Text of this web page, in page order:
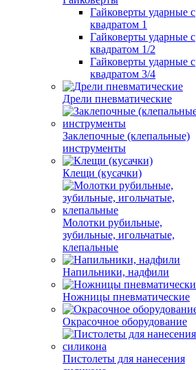
Гайковерты ударные с
квадратом 1
Гайковерты ударные с
квадратом 1/2
Гайковерты ударные с
квадратом 3/4
Дрели пневматические
Заклепочные (клепальные)
инструменты
Клещи (кусачки)
Молотки рубильные,
зубильные, игольчатые,
клепальные
Напильники, надфили
Ножницы пневматические
Окрасочное оборудование
Пистолеты для нанесения